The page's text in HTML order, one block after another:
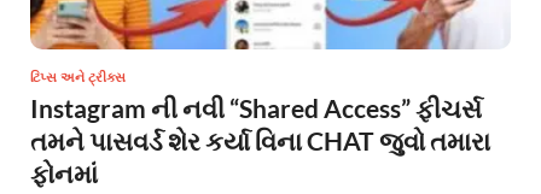
ટિપ્સ અને ટ્રીક્સ
Instagram ની નવી “Shared Access” ફીચર્સ
તમને પાસવર્ડ શેર કર્યા વિના CHAT જુવો તમારા
ફોનમાં